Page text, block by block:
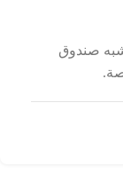
صندوق